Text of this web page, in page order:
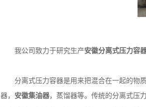
我公司致力于研究生产安徽分离式压力容
分离式压力容器是用来把混合在一起的物质
器， 安徽集油器，蒸馏器等。传统的分离式压